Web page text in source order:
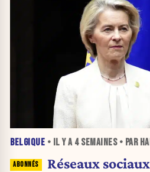
BELGIQUE • IL Y A 4 SEMAINES• PAR
Réseaux